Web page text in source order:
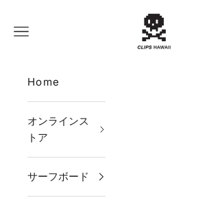
CLIPS HAWAII
メニュー
Home
オンラインス
トア
サーフボード